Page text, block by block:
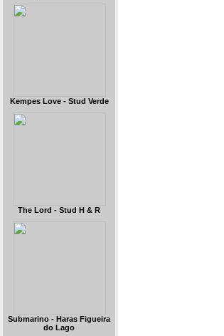
Kempes Love - Stud Verde
The Lord - Stud H & R
Submarino - Haras Figueira
do Lago